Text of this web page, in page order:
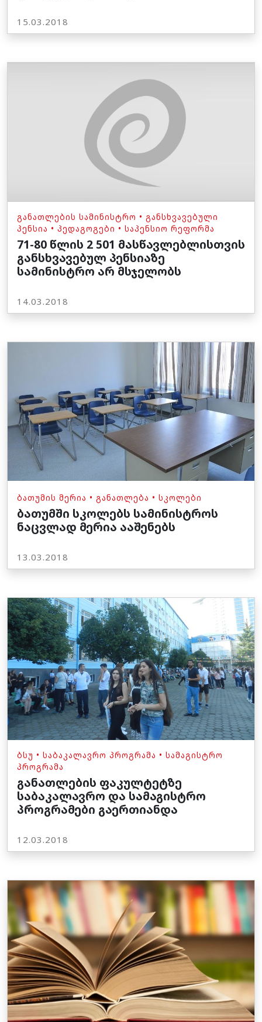
15.03.2018
ᲒᲐᲜᲐᲗᲚᲔᲑᲘᲡ ᲡᲐᲛᲘᲜᲘᲡᲢᲠᲝ • ᲒᲐᲜᲡᲮᲕᲐᲕᲔᲑᲣᲚᲘ
ᲞᲔᲜᲡᲘᲐ • ᲞᲔᲓᲐᲒᲝᲒᲔᲑᲘ • ᲡᲐᲞᲔᲜᲡᲘᲝ ᲠᲔᲤᲝᲠᲛᲐ
71-80 წლის 2 501 მასწავლებლისთვის
განსხვავებულ პენსიაზე
სამინისტრო არ მსჯელობს
14.03.2018
ᲑᲐᲗᲣᲛᲘᲡ ᲛᲔᲠᲘᲐ • ᲒᲐᲜᲐᲗᲚᲔᲑᲐ • ᲡᲙᲝᲚᲔᲑᲘ
ბათუმში სკოლებს სამინისტროს
ნაცვლად მერია ააშენებს
13.03.2018
ᲑᲡᲣ • ᲡᲐᲑᲐᲙᲐᲚᲐᲕᲠᲝ ᲞᲠᲝᲒᲠᲐᲛᲐ • ᲡᲐᲛᲐᲒᲘᲡᲢᲠᲝ
ᲞᲠᲝᲒᲠᲐᲛᲐ
განათლების ფაკულტეტზე
საბაკალავრო და სამაგისტრო
პროგრამები გაერთიანდა
12.03.2018